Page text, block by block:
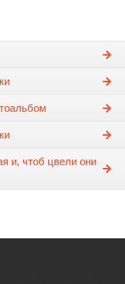
и, чтоб цвели они